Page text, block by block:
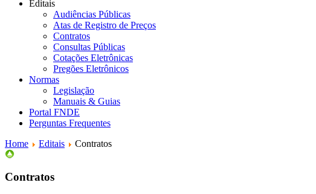
Editais
Audiências Públicas
Atas de Registro de Preços
Contratos
Consultas Públicas
Cotações Eletrônicas
Pregões Eletrônicos
Normas
Legislação
Manuais & Guias
Portal FNDE
Perguntas Frequentes
Home
Editais Contratos
Contratos